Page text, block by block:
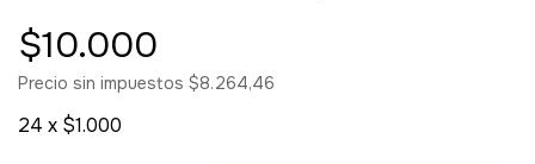
$10.000
Precio sin impuestos $8.264,46
24 x $1.000